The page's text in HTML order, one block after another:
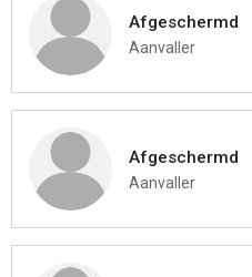
Afgeschermd
Aanvaller
Afgeschermd
Aanvaller